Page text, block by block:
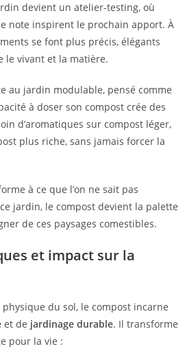
devient un atelier-testing, où
note inspirent le prochain apport. À
se font plus précis, élégants
le vivant et la matière.
au jardin modulable, pensé comme
à doser son compost crée des
d’aromatiques sur compost léger,
plus riche, sans jamais forcer la
à ce que l’on ne sait pas
jardin, le compost devient la palette
de ces paysages comestibles.
et impact sur la
du sol, le compost incarne
et de jardinage durable. Il transforme
pour la vie :